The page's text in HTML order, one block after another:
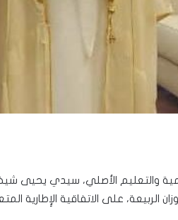
والتعليم الأصلي، سيدي يحيى
على الاتفاقية الإِطارية المتعلقة